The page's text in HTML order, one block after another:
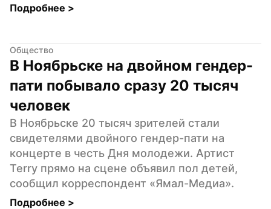
Подробнее >
Общество
В Ноябрьске на двойном гендер-
пати побывало сразу 20 тысяч
человек
В Ноябрьске 20 тысяч зрителей стали
свидетелями двойного гендер-пати на
концерте в честь Дня молодежи. Артист
Terry прямо на сцене объявил пол детей,
сообщил корреспондент «Ямал-Медиа».
Подробнее >